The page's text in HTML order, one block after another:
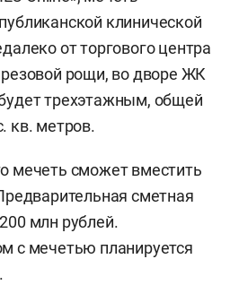
клинической
от торгового центра
рощи, во дворе ЖК
трехэтажным, общей
кв. метров.
мечеть сможет вместить
сметная
млн рублей.
с мечетью планируется